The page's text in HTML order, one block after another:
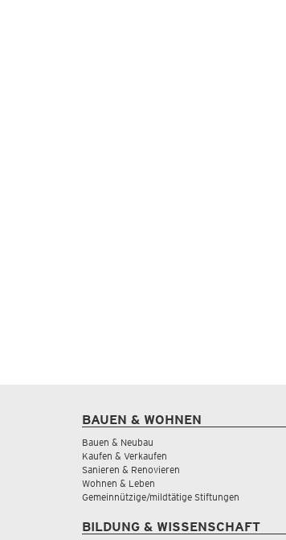
BAUEN & WOHNEN
Bauen & Neubau
Kaufen & Verkaufen
Sanieren & Renovieren
Wohnen & Leben
Gemeinnützige/mildtätige Stiftungen
BILDUNG & WISSENSCHAFT